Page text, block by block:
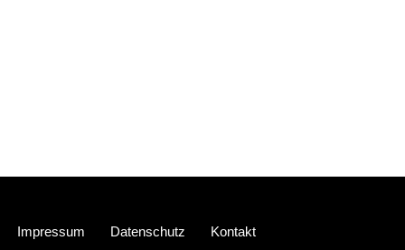
Impressum Datenschutz Kontakt